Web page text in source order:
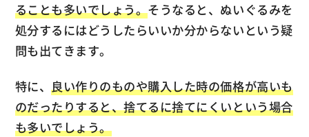
ることも多いでしょう。そうなると、ぬいぐるみを
処分するにはどうしたらいいか分からないという疑
問も出てきます。
特に、良い作りのものや購入した時の価格が高いも
のだったりすると、捨てるに捨てにくいという場合
も多いでしょう。